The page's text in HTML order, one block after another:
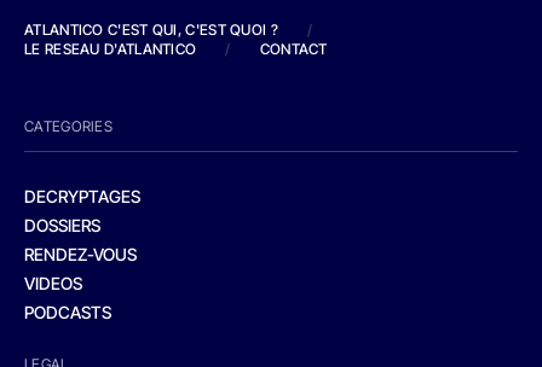
ATLANTICO C'EST QUI, C'EST QUOI ?
/
LE RESEAU D'ATLANTICO
/ CONTACT
CATEGORIES
DECRYPTAGES
DOSSIERS
RENDEZ-VOUS
VIDEOS
PODCASTS